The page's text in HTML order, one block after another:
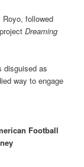
followed
Dreaming
disguised as
way to engage
Football